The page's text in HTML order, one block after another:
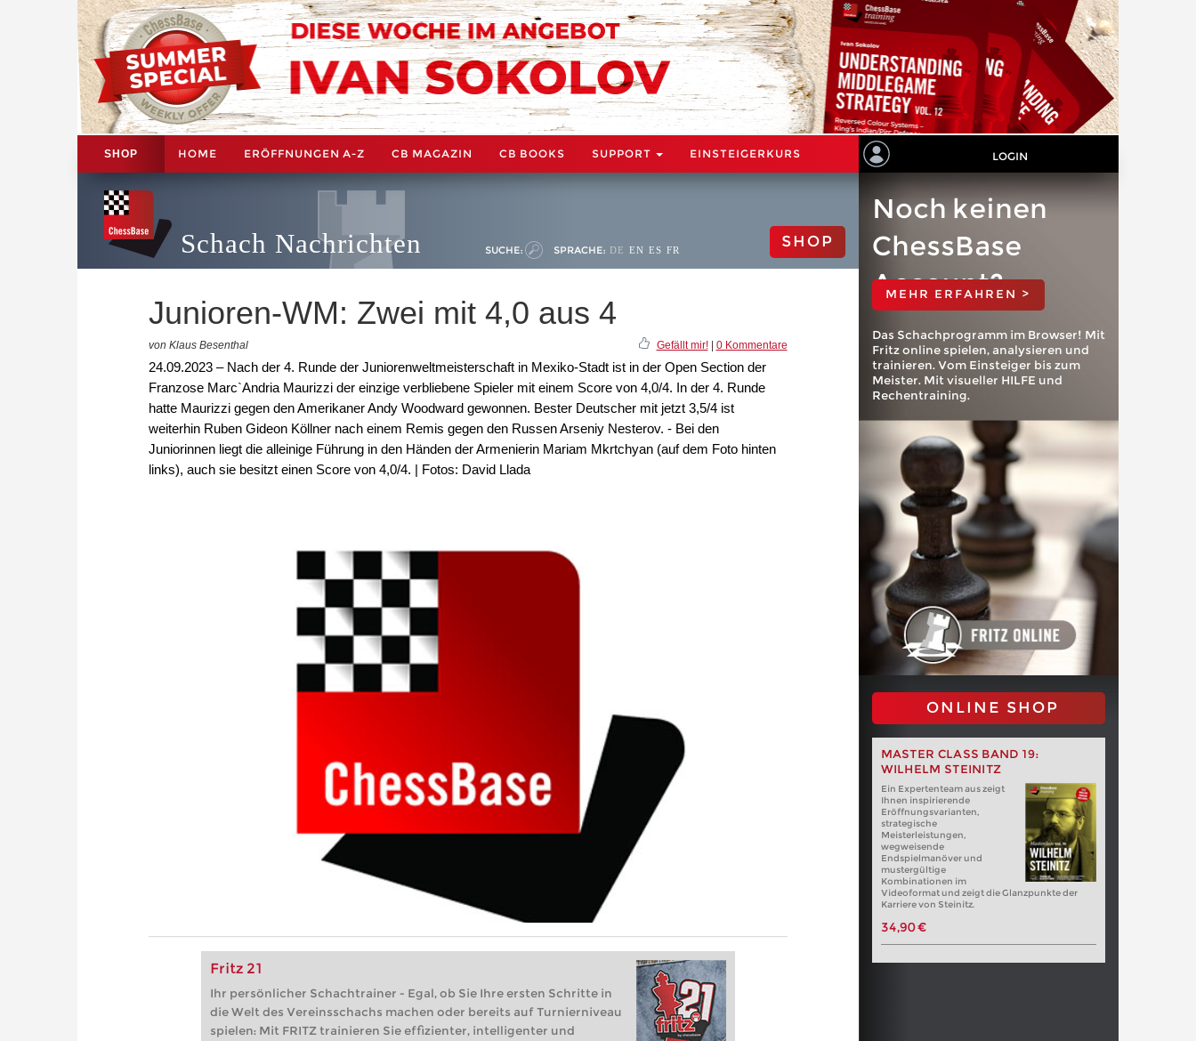
SHOP HOME ERÖFFNUNGEN A-Z CB MAGAZIN CB BOOKS SUPPORT EINSTEIGERKURS LOGIN
Schach Nachrichten SUCHE: SPRACHE: DE EN ES FR SHOP
Junioren-WM: Zwei mit 4,0 aus 4
von Klaus Besenthal Gefällt mir!| 0 Kommentare
24.09.2023 – Nach der 4. Runde der Juniorenweltmeisterschaft in Mexiko-Stadt ist in der Open Section der
Franzose Marc`Andria Maurizzi der einzige verbliebene Spieler mit einem Score von 4,0/4. In der 4. Runde
hatte Maurizzi gegen den Amerikaner Andy Woodward gewonnen. Bester Deutscher mit jetzt 3,5/4 ist
weiterhin Ruben Gideon Köllner nach einem Remis gegen den Russen Arseniy Nesterov. - Bei den
Juniorinnen liegt die alleinige Führung in den Händen der Armenierin Mariam Mkrtchyan (auf dem Foto hinten
links), auch sie besitzt einen Score von 4,0/4. | Fotos: David Llada
Fritz 21
Ihr persönlicher Schachtrainer - Egal, ob Sie Ihre ersten Schritte in
die Welt des Vereinsschachs machen oder bereits auf Turnierniveau
spielen: Mit FRITZ trainieren Sie effizienter, intelligenter und
Noch keinen
ChessBase
Account?
MEHR ERFAHREN >
Das Schachprogramm im Browser! Mit
Fritz online spielen, analysieren und
trainieren. Vom Einsteiger bis zum
Meister. Mit visueller HILFE und
Rechentraining.
ONLINE SHOP
MASTER CLASS BAND 19:
WILHELM STEINITZ
Ein Expertenteam aus zeigt
Ihnen inspirierende
Eröffnungsvarianten,
strategische
Meisterleistungen,
wegweisende
Endspielmanöver und
mustergültige
Kombinationen im
Videoformat und zeigt die Glanzpunkte der
Karriere von Steinitz.
34,90 €